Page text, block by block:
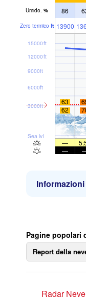
Umido. % 86
Zero termico ft 13900
Sea lvl
3000ft
6000ft
9000ft
12000ft
15000ft
63
62
—
—
Pagine popolari
Report della
Radar Neve